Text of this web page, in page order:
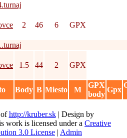
2 46 6 GPX
1.5 44 2 GPX
Body B Miesto M
GPX
body
Gpx
http://kruber.sk| Design by
work is licensed under a Creative
3.0 License | Admin